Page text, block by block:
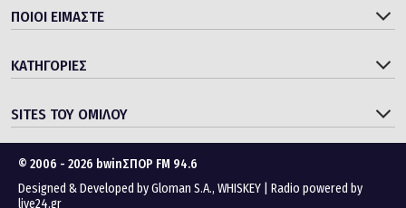
ΠΟΙΟΙ ΕΙΜΑΣΤΕ
ΚΑΤΗΓΟΡΙΕΣ
SITES ΤΟΥ ΟΜΙΛΟΥ
© 2006 - 2026 bwinΣΠΟΡ FM 94.6
Designed & Developed byGloman S.A., WHISKEY
Radio powered by
live24.gr